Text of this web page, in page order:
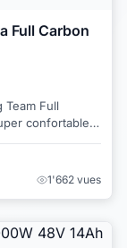
Full Carbon
Team Full
confortable.
1'662 vues